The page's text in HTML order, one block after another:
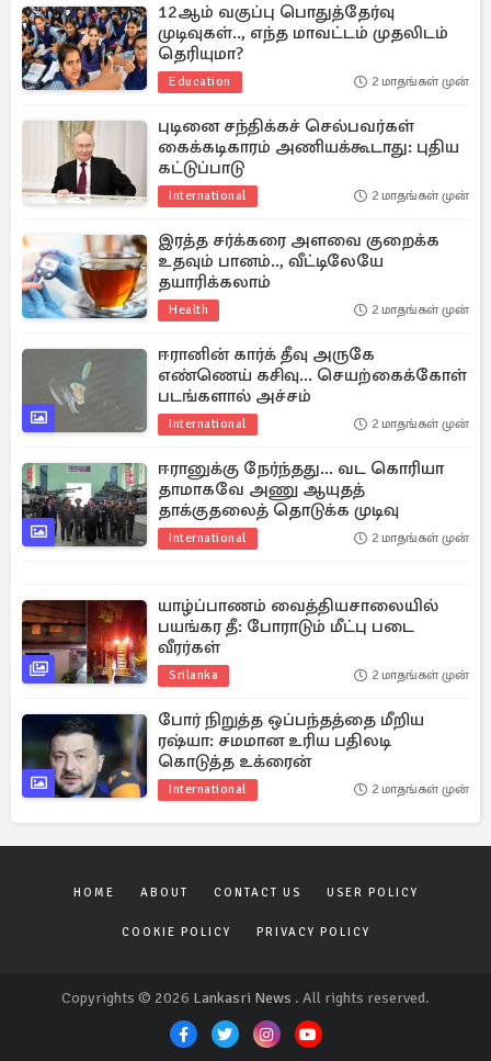
12ஆம் வகுப்பு பொதுத்தேர்வு
முடிவுகள்.., எந்த மாவட்டம் முதலிடம்
தெரியுமா?
Education 2 மாதங்கள் முன்
புடினை சந்திக்கச் செல்பவர்கள்
கைக்கடிகாரம் அணியக்கூடாது: புதிய
கட்டுப்பாடு
International 2 மாதங்கள் முன்
இரத்த சர்க்கரை அளவை குறைக்க
உதவும் பானம்.., வீட்டிலேயே
தயாரிக்கலாம்
Health 2 மாதங்கள் முன்
ஈரானின் கார்க் தீவு அருகே
எண்ணெய் கசிவு... செயற்கைக்கோள்
படங்களால் அச்சம்
International 2 மாதங்கள் முன்
ஈரானுக்கு நேர்ந்தது... வட கொரியா
தாமாகவே அணு ஆயுதத்
தாக்குதலைத் தொடுக்க முடிவு
International 2 மாதங்கள் முன்
யாழ்ப்பாணம் வைத்தியசாலையில்
பயங்கர தீ: போராடும் மீட்பு படை
வீரர்கள்
Srilanka 2 மாதங்கள் முன்
போர் நிறுத்த ஒப்பந்தத்தை மீறிய
ரஷ்யா: சமமான உரிய பதிலடி
கொடுத்த உக்ரைன்
International 2 மாதங்கள் முன்
HOME ABOUT CONTACT US USER POLICY
COOKIE POLICY PRIVACY POLICY
Copyrights © 2026 Lankasri News . All rights reserved.